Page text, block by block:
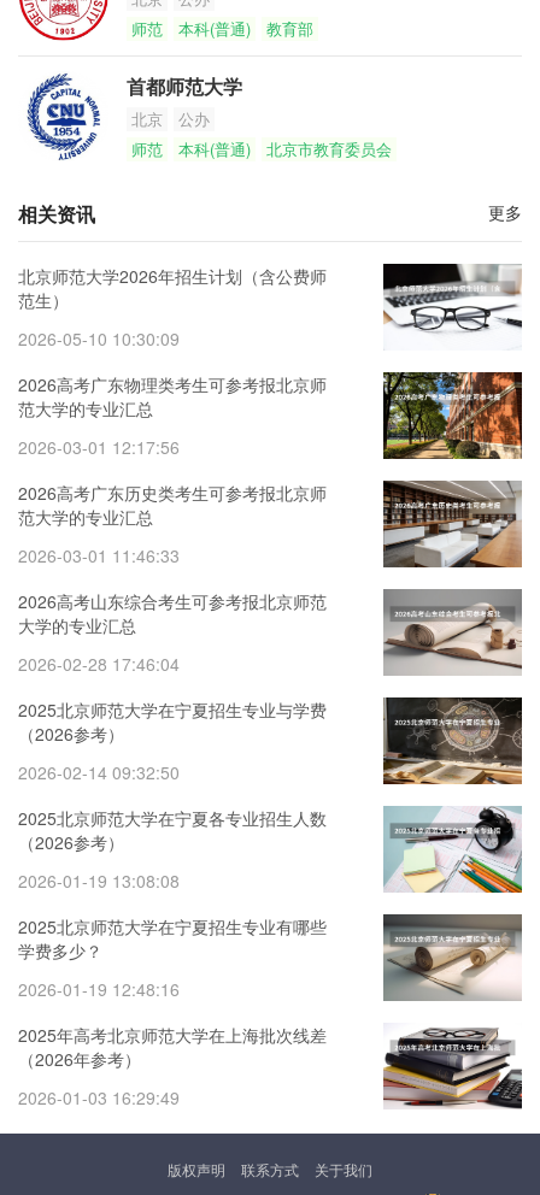
师范
本科(普通) 教育部
首都师范大学
北京
公办
师范
本科(普通) 北京市教育委员会
相关资讯 更多
北京师范大学2026年招生计划（含公费师
范生）
2026-05-10 10:30:09
2026高考广东物理类考生可参考报北京师
范大学的专业汇总
2026-03-01 12:17:56
2026高考广东历史类考生可参考报北京师
范大学的专业汇总
2026-03-01 11:46:33
2026高考山东综合考生可参考报北京师范
大学的专业汇总
2026-02-28 17:46:04
2025北京师范大学在宁夏招生专业与学费
（2026参考）
2026-02-14 09:32:50
2025北京师范大学在宁夏各专业招生人数
（2026参考）
2026-01-19 13:08:08
2025北京师范大学在宁夏招生专业有哪些
学费多少？
2026-01-19 12:48:16
2025年高考北京师范大学在上海批次线差
（2026年参考）
2026-01-03 16:29:49
版权声明 联系方式
关于我们